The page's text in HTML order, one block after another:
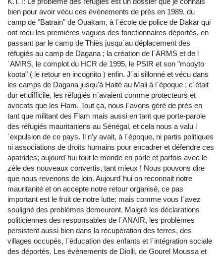
bien pour avoir vécu ces évènements de près en 1989, du
camp de "Batrain" de Ouakam, à l´école de police de Dakar qui
ont recu les premières vagues des fonctionnaires déportés, en
passant par le camp de Thiès jusqu´au déplacement des
réfugiés au camp de Dagana ; la création de l´ARMS et de l
´AMRS, le complot du HCR de 1995, le PSIR et son "mooyto
koota" ( le retour en incognito ) enfin. J´ai sillonné et vécu dans
les camps de Dagana jusqu'à Haité au Mali à l´époque ; c´était
dur et difficile, les réfugiés n´avaient comme protecteurs et
avocats que les Flam. Tout ça, nous l´avons géré de près en
tant que militant des Flam mais aussi en tant que porte-parole
des réfugiés mauritaniens au Sénégal, et cela nous a valu l
´expulsion de ce pays. Il n'y avait, à l´époque, ni partis politiques
ni associations de droits humains pour encadrer et défendre ces
apatrides; aujourd´hui tout le monde en parle et parfois avec le
zèle des nouveaux convertis, tant mieux ! Nous pouvons dire
que nous revenons de loin. Aujourd´hui on reconnait notre
mauritanité et on accepte notre retour organisé, ce pas
important est le fruit de notre lutte; mais comme vous l´avez
souligné des problèmes demeurent. Malgré les déclarations
politiciennes des responsables de l´ANAIR, les problèmes
persistent aussi bien dans la récupération des terres, des
villages occupés, l´éducation des enfants et l´intégration sociale
des déportés. Les évènements de Diolli, de Gourel Moussa et